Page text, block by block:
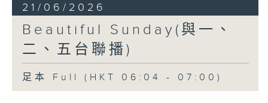
21/06/2026
Beautiful Sunday(與一、
二、五台聯播)
足本 Full (HKT 06:04 - 07:00)